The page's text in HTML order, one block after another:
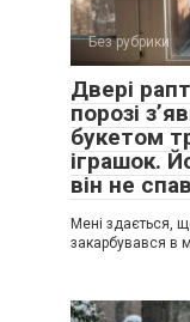
Без рубрики
Двері
порозі
букетом
іграшок.
він не
Мені здається,
закарбувався в